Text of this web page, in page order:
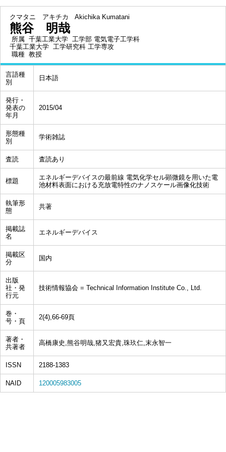
クマタニ アキチカ Akichika Kumatani
熊谷 明哉
所属 千葉工業大学 工学部 電気電子工学科
千葉工業大学 工学研究科 工学専攻
職種 教授
言語種
別
日本語
発行・
発表の
年月
2015/04
形態種
別
学術雑誌
査読 査読あり
標題
エネルギーデバイスの最前線 電気化学セル顕微鏡を用いた電
池材料表面における充放電特性のナノスケール画像化技術
執筆形
態
共著
掲載誌
名
エネルギーデバイス
掲載区
分
国内
出版
社・発
行元
技術情報協会 = Technical Information Institute Co., Ltd.
巻・
号・頁
2(4),66-69頁
著者・
共著者
高橋康史,熊谷明哉,猪又宏貴,珠玖仁,末永智一
ISSN 2188-1383
NAID 120005983005